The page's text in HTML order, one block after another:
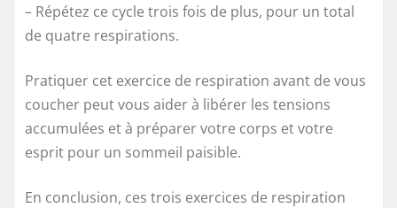
– Répétez ce cycle trois fois de plus, pour un total
de quatre respirations.
Pratiquer cet exercice de respiration avant de vous
coucher peut vous aider à libérer les tensions
accumulées et à préparer votre corps et votre
esprit pour un sommeil paisible.
En conclusion, ces trois exercices de respiration